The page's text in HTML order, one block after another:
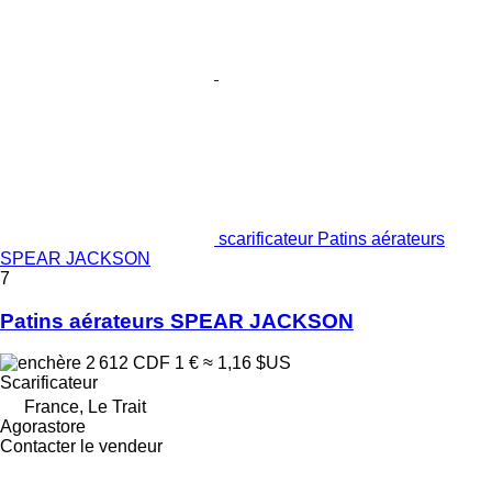
scarificateur Patins aérateurs
SPEAR JACKSON
7
Patins aérateurs SPEAR JACKSON
2 612 CDF 1 € ≈ 1,16 $US
Scarificateur
France, Le Trait
Agorastore
Contacter le vendeur